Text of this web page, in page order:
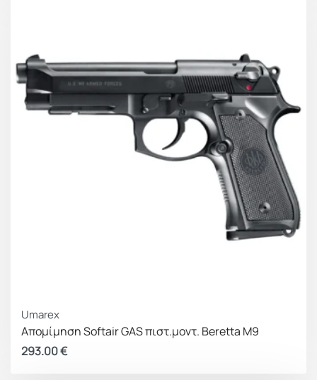
σκανδάλης.
– Εναλλάξιμοι οπίσθιοι αποστάτες λαβής.
– Επαναόπλιση κλείστρου.
– Τροφοδοσία με αμπούλα CO2.
– Ράγα για αξεσουάρ μονής σχισμής.
– Αμφιδέξια ασφάλεια κλείστρου ως στάνταρ.
– Αμφιδέξια απελευθέρωση γεμιστήρα πωλείται
Umarex
Απομίμηση Softair GAS πιστ.μοντ. Beretta M9
293.00€